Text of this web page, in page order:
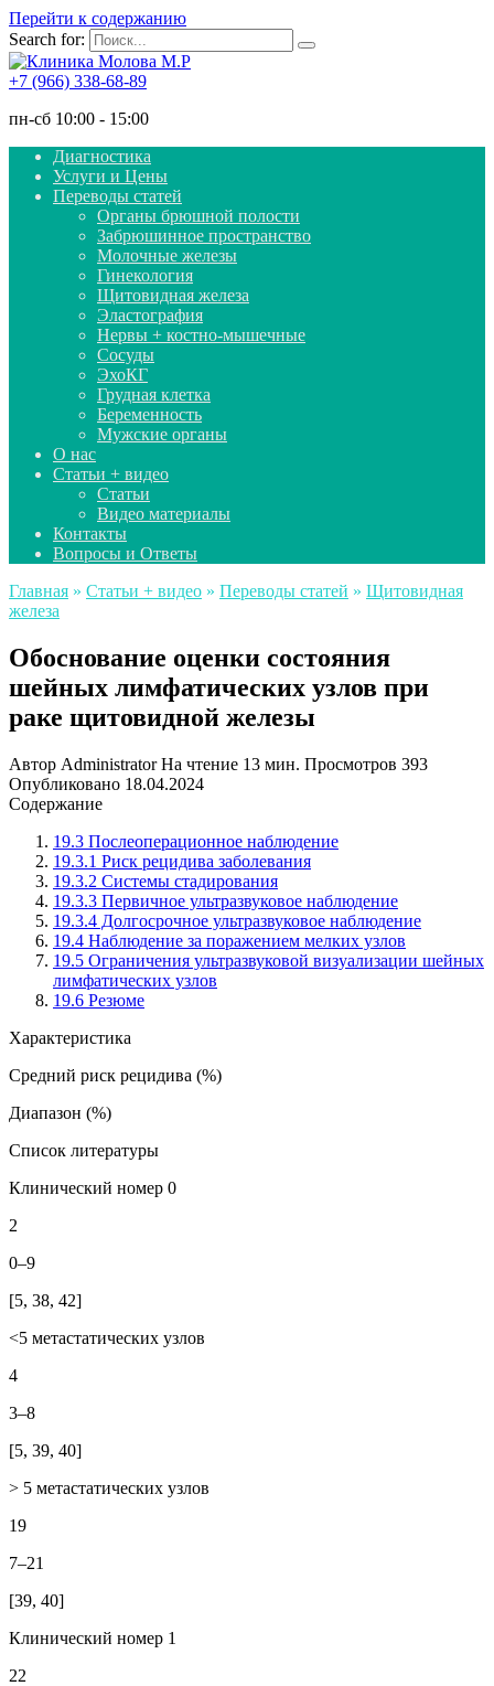
Перейти к содержанию
Search for:
+7 (966) 338-68-89
пн-сб 10:00 - 15:00
Диагностика
Услуги и Цены
Переводы статей
Органы брюшной полости
Забрюшинное пространство
Молочные железы
Гинекология
Щитовидная железа
Эластография
Нервы + костно-мышечные
Сосуды
ЭхоКГ
Грудная клетка
Беременность
Мужские органы
О нас
Статьи + видео
Статьи
Видео материалы
Контакты
Вопросы и Ответы
Главная » Статьи + видео » Переводы статей » Щитовидная
железа
Обоснование оценки состояния
шейных лимфатических узлов при
раке щитовидной железы
Автор Administrator На чтение 13 мин. Просмотров 393
Опубликовано 18.04.2024
Содержание
19.3 Послеоперационное наблюдение
19.3.1 Риск рецидива заболевания
19.3.2 Системы стадирования
19.3.3 Первичное ультразвуковое наблюдение
19.3.4 Долгосрочное ультразвуковое наблюдение
19.4 Наблюдение за поражением мелких узлов
19.5 Ограничения ультразвуковой визуализации шейных
лимфатических узлов
19.6 Резюме
Характеристика
Средний риск рецидива (%)
Диапазон (%)
Список литературы
Клинический номер 0
2
0–9
[5, 38, 42]
<5 метастатических узлов
4
3–8
[5, 39, 40]
> 5 метастатических узлов
19
7–21
[39, 40]
Клинический номер 1
22